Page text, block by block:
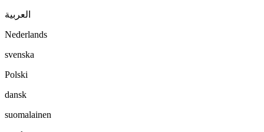
العربية
Nederlands
svenska
Polski
dansk
suomalainen